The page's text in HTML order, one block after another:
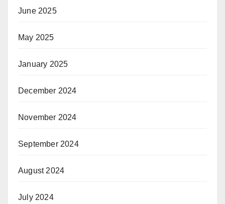
June 2025
May 2025
January 2025
December 2024
November 2024
September 2024
August 2024
July 2024